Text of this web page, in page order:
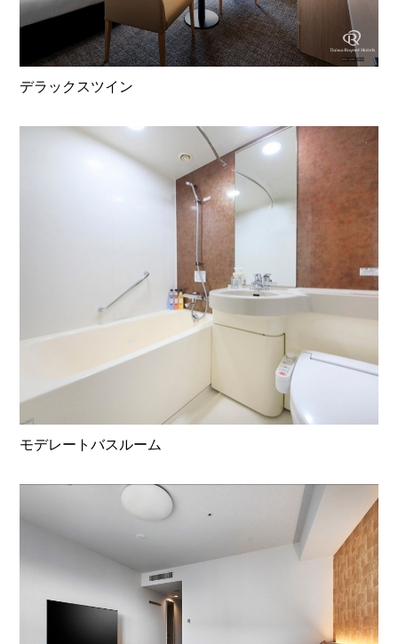
デラックスツイン
モデレートバスルーム